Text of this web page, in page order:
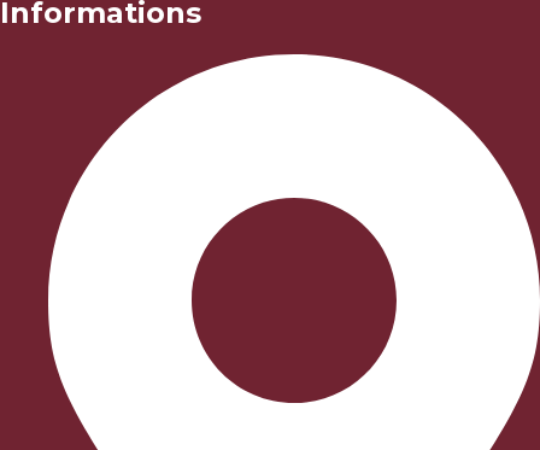
Informations